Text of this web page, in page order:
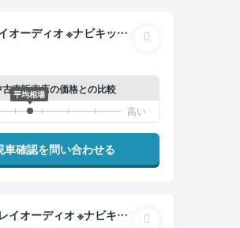
位カメラ ドライブレコ
古車販売店の価格との比較
平均相場
車確認を問い合わせる